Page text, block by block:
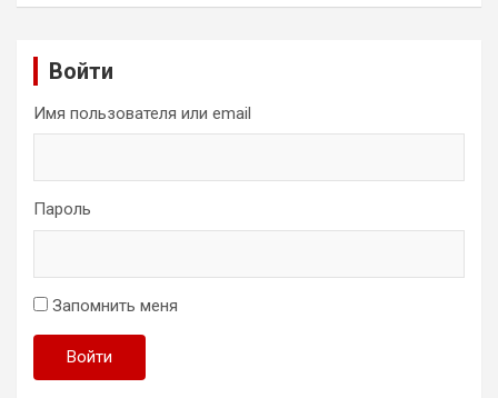
Войти
Имя пользователя или email
Пароль
Запомнить меня
Войти